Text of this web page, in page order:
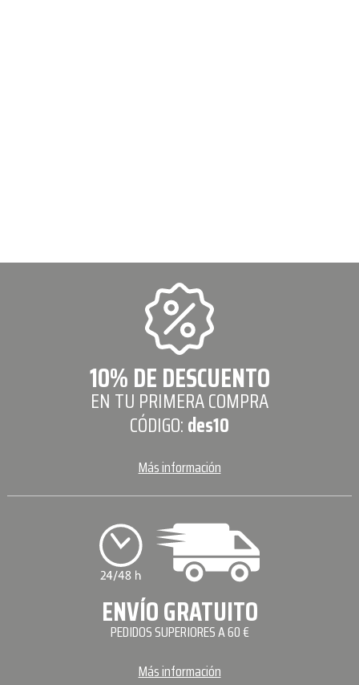
10% DE DESCUENTO
EN TU PRIMERA COMPRA
CÓDIGO:des10
Más información
ENVÍO GRATUITO
PEDIDOS SUPERIORES A 60 €
Más información